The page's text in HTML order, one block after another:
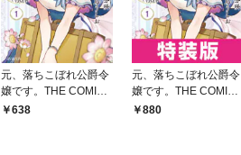
元、落ちこぼれ公爵令
嬢です。THE COMIC
1巻638
元、落ちこぼれ公爵令
嬢です。THE COMIC
特装版 1巻
880